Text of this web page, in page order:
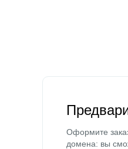
Оформите
домена: вы